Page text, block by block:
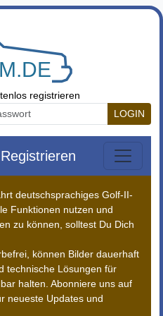
registrieren
LOGIN
Registrieren
deutschsprachiges Golf-II-
Funktionen nutzen und
zu können, solltest Du Dich
können Bilder dauerhaft
technische Lösungen für
halten. Abonniere uns auf
neueste Updates und